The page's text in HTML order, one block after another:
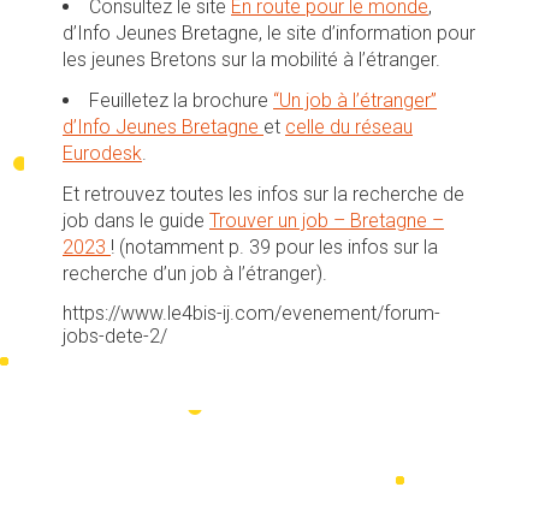
Consultez le site En route pour le monde,
d’Info Jeunes Bretagne, le site d’information pour
les jeunes Bretons sur la mobilité à l’étranger.
Feuilletez la brochure “Un job à l’étranger”
d’Info Jeunes Bretagne et celle du réseau
Eurodesk
Et retrouvez toutes les infos sur la recherche de
job dans le guide Trouver un job – Bretagne –
2023 ! (notamment p. 39 pour les infos sur la
recherche d’un job à l’étranger).
https://www.le4bis-ij.com/evenement/forum-
jobs-dete-2/